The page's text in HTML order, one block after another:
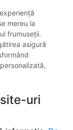
mereu la
frumuseții.
asigură
uri